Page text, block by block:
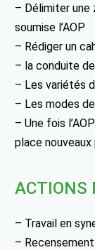
– Délimiter une
soumise l’AOP
– Rédiger un
– la conduite
– Les variétés
– Les modes
– Une fois
place
ACTIONS
– Travail en
–